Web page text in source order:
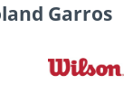
Garros